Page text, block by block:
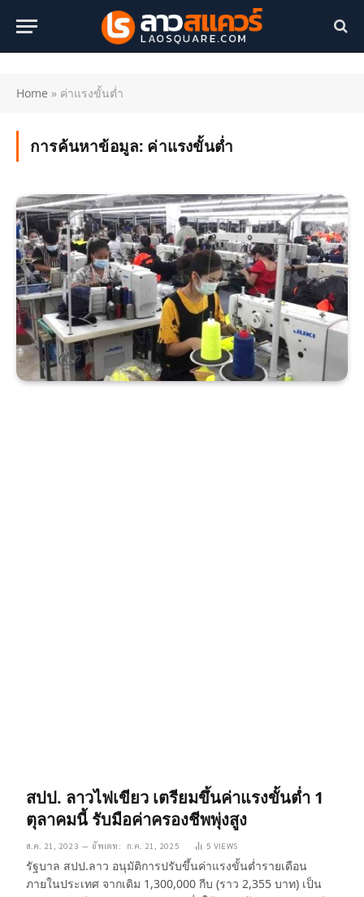
Home » ค่าแรงขั้นต่ำ
การค้นหาข้อมูล: ค่าแรงขั้นต่ำ
สปป. ลาวไฟเขียว เตรียมขึ้นค่าแรงขั้นต่ำ 1
ตุลาคมนี้ รับมือค่าครองชีพพุ่งสูง
ส.ค. 21, 2023 อัพเดท: ก.ค. 21, 2025 5 VIEWS
รัฐบาล สปป.ลาว อนุมัติการปรับขึ้นค่าแรงขั้นต่ำรายเดือน
ภายในประเทศ จากเดิม 1,300,000 กีบ (ราว 2,355 บาท) เป็น